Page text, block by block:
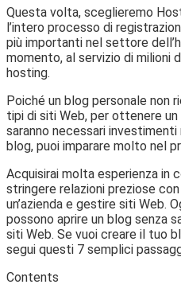
Questa volta, sceglieremo
l’intero processo di
più importanti nel settore
momento, al servizio di milioni
hosting.
Poiché un blog personale non
tipi di siti Web, per ottenere
saranno necessari
blog, puoi imparare molto nel
Acquisirai molta esperienza in
stringere relazioni preziose
un’azienda e gestire siti Web.
possono aprire un blog senza
siti Web. Se vuoi creare il tuo
segui questi 7 semplici
Contents